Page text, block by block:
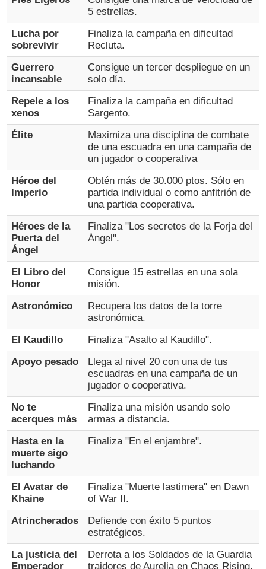
5 estrellas.
Lucha por
sobrevivir
Finaliza la campaña en dificultad
Recluta.
Guerrero
incansable
Consigue un tercer despliegue en un
solo día.
Repele a los
xenos
Finaliza la campaña en dificultad
Sargento.
Élite
Maximiza una disciplina de combate
de una escuadra en una campaña de
un jugador o cooperativa
Héroe del
Imperio
Obtén más de 30.000 ptos. Sólo en
partida individual o como anfitrión de
una partida cooperativa.
Héroes de la
Puerta del
Ángel
Finaliza "Los secretos de la Forja del
Ángel".
El Libro del
Honor
Consigue 15 estrellas en una sola
misión.
Astronómico
Recupera los datos de la torre
astronómica.
El Kaudillo
Finaliza "Asalto al Kaudillo".
Apoyo pesado
Llega al nivel 20 con una de tus
escuadras en una campaña de un
jugador o cooperativa.
No te
acerques más
Finaliza una misión usando solo
armas a distancia.
Hasta en la
muerte sigo
luchando
Finaliza "En el enjambre".
El Avatar de
Khaine
Finaliza "Muerte lastimera" en Dawn
of War II.
Atrincherados
Defiende con éxito 5 puntos
estratégicos.
La justicia del
Emperador
Derrota a los Soldados de la Guardia
traidores de Aurelia en Chaos Rising.